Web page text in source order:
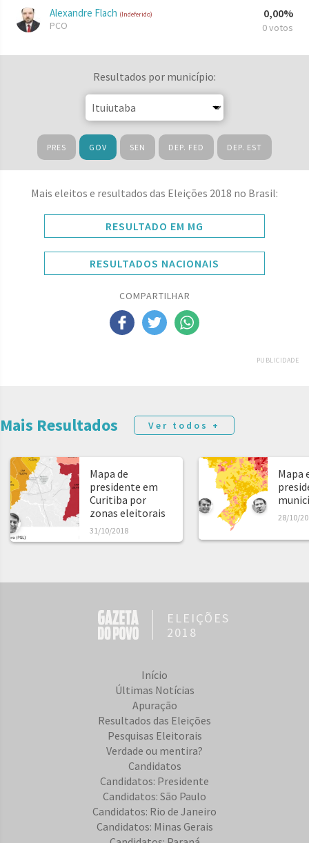
Alexandre Flach (Indeferido)
PCO
0,00%
0 votos
Resultados por município:
PRES GOV SEN DEP. FED DEP. EST
Mais eleitos e resultados das Eleições 2018 no Brasil:
RESULTADO EM MG
RESULTADOS NACIONAIS
COMPARTILHAR
PUBLICIDADE
Mais Resultados Ver todos +
Mapa de
presidente em
Curitiba por
zonas eleitorais
31/10/2018
Mapa
28/10/
ELEIÇÕES
2018
Início
Últimas Notícias
Apuração
Resultados das Eleições
Pesquisas Eleitorais
Verdade ou mentira?
Candidatos
Candidatos: Presidente
Candidatos: São Paulo
Candidatos: Rio de Janeiro
Candidatos: Minas Gerais